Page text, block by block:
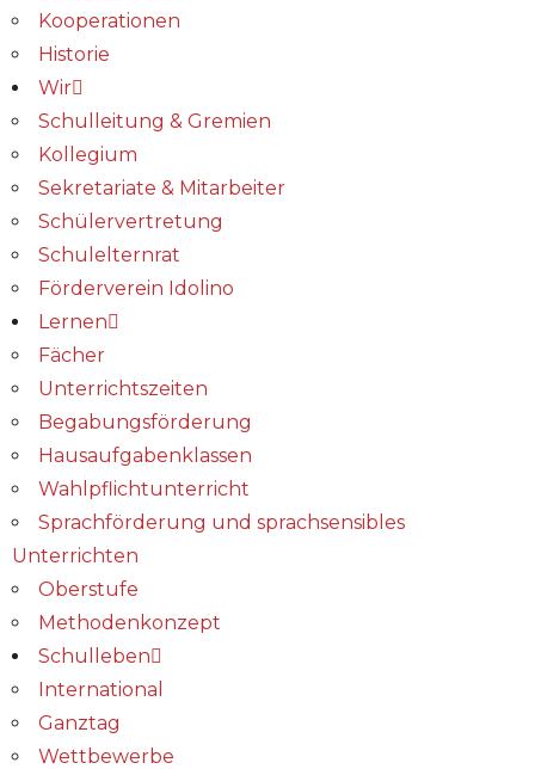
Kooperationen
Historie
Wir
Schulleitung & Gremien
Kollegium
Sekretariate & Mitarbeiter
Schülervertretung
Schulelternrat
Förderverein Idolino
Lernen
Fächer
Unterrichtszeiten
Begabungs­förderung
Hausaufgabenklassen
Wahlpflichtunterricht
Sprachförderung und sprachsensibles
Unterrichten
Oberstufe
Methodenkonzept
Schulleben
International
Ganztag
Wettbewerbe